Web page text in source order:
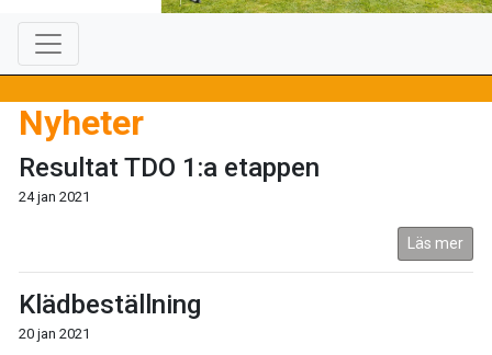
Nyheter
Resultat TDO 1:a etappen
24 jan 2021
Läs mer
Klädbeställning
20 jan 2021